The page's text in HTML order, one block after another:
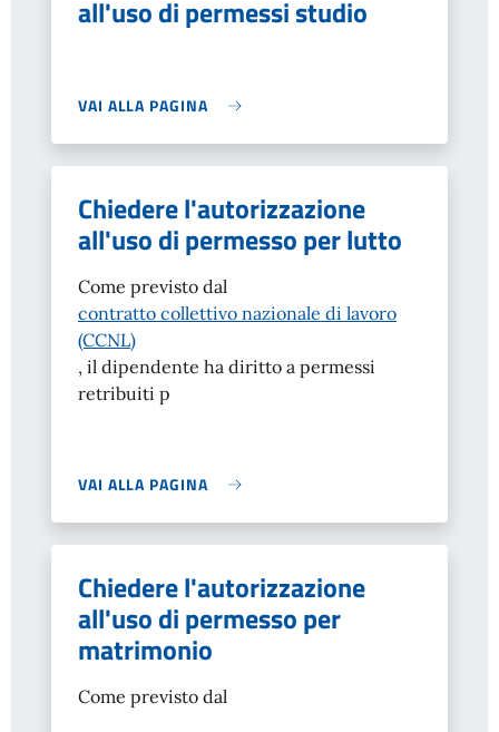
all'uso di permessi studio
VAI ALLA PAGINA
Chiedere l'autorizzazione
all'uso di permesso per lutto
Come previsto dal
contratto collettivo nazionale di lavoro
(CCNL)
, il dipendente ha diritto a permessi
retribuiti p
VAI ALLA PAGINA
Chiedere l'autorizzazione
all'uso di permesso per
matrimonio
Come previsto dal